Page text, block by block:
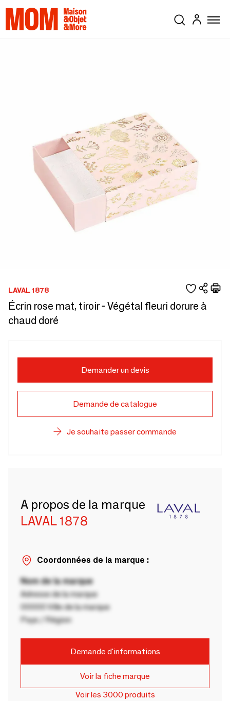
LAVAL 1878
Écrin rose mat, tiroir - Végétal fleuri dorure à
chaud doré
Demander un devis
Demande de catalogue
Je souhaite passer commande
A propos de la marque
LAVAL 1878
Coordonnées de la marque :
Nom de la marque
Adresse de la marque
00000 Ville de la marque
Pays / Région
Demande d'informations
Voir la fiche marque
Voir les 3000 produits